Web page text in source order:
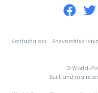
El Salvador
Kontakta oss
© World-
Built and